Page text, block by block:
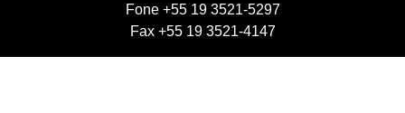
Fone +55 19 3521-5297
Fax +55 19 3521-4147